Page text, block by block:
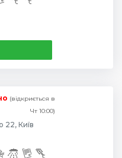
(відкриється в
Чт 10:00)
22, Київ